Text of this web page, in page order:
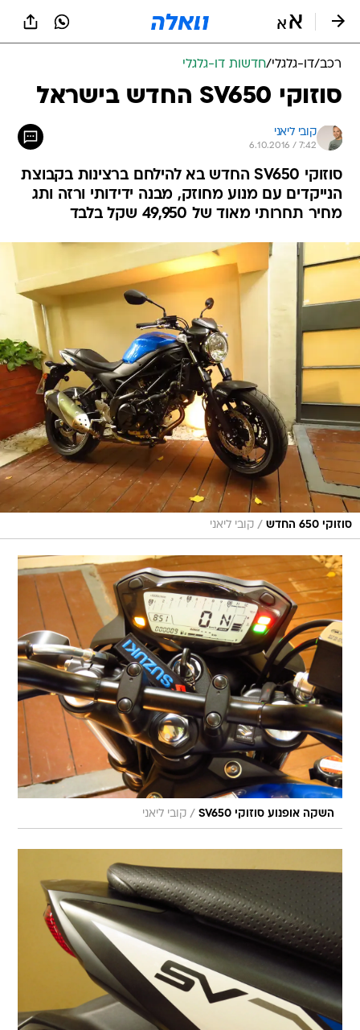
רכב/דו-גלגלי/חדשות דו-גלגלי
סוזוקי SV650 החדש בישראל
קובי ליאני
6.10.2016 / 7:42
סוזוקי SV650 החדש בא להילחם ברצינות בקבוצת
הנייקדים עם מנוע מחוזק, מבנה ידידותי ורזה ותג
מחיר תחרותי מאוד של 49,950 שקל בלבד
סוזוקי 650 החדש / קובי ליאני
השקה אופנוע סוזוקי SV650 / קובי ליאני